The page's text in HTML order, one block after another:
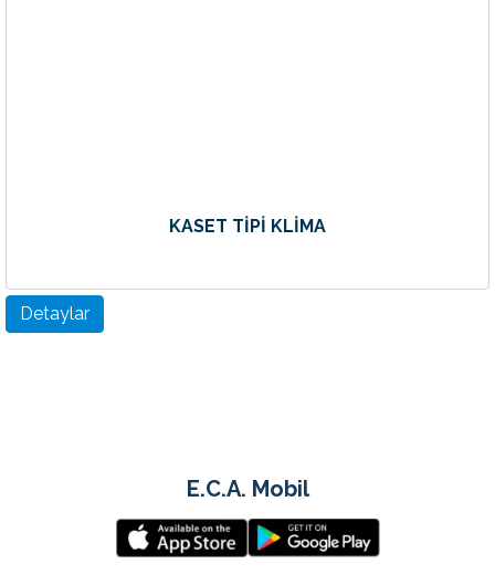
KASET TİPİ KLİMA
Detaylar
E.C.A. Mobil